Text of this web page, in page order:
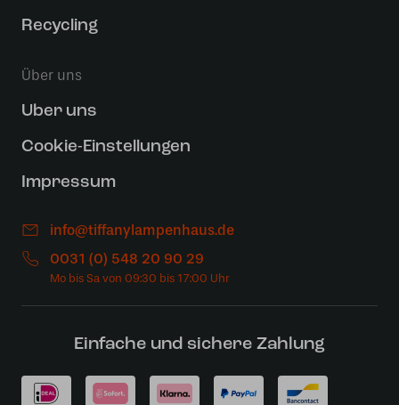
Recycling
Über uns
Uber uns
Cookie-Einstellungen
Impressum
info@tiffanylampenhaus.de
0031 (0) 548 20 90 29
Einfache und sichere Zahlung